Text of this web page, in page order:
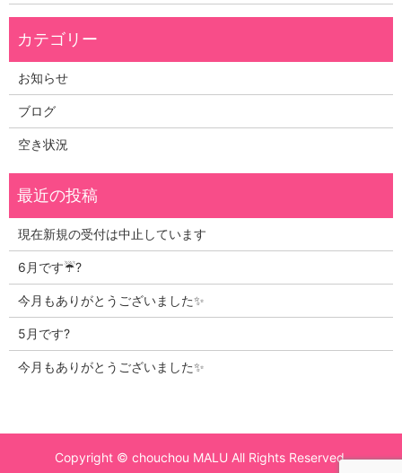
お知らせ
ブログ
空き状況
現在新規の受付は中止しています
6月です☔?
今月もありがとうございました✨
5月です?
今月もありがとうございました✨
Copyright © chouchou MALU All Rights Reserved.